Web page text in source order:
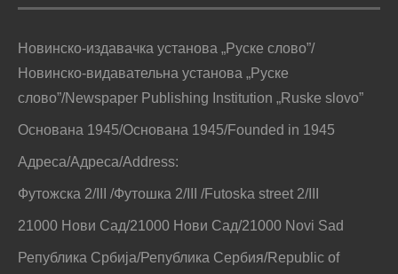
Новинско-издавачка установа „Руске слово”/
Новинско-видавательна установа „Руске
слово”/Newspaper Publishing Institution „Ruske slovo”
Основана 1945/Основана 1945/Founded in 1945
Адреса/Адреса/Address:
Футожска 2/III /Футошка 2/III /Futoska street 2/III
21000 Нови Сад/21000 Нови Сад/21000 Novi Sad
Република Србија/Република Сербия/Republic of